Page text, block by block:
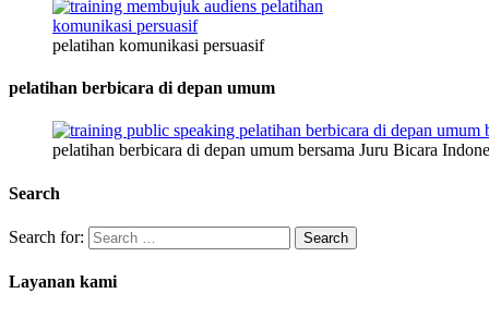
pelatihan komunikasi persuasif
pelatihan berbicara di depan umum
pelatihan berbicara di depan umum bersama Juru Bicara
Search
Search for:
Layanan kami